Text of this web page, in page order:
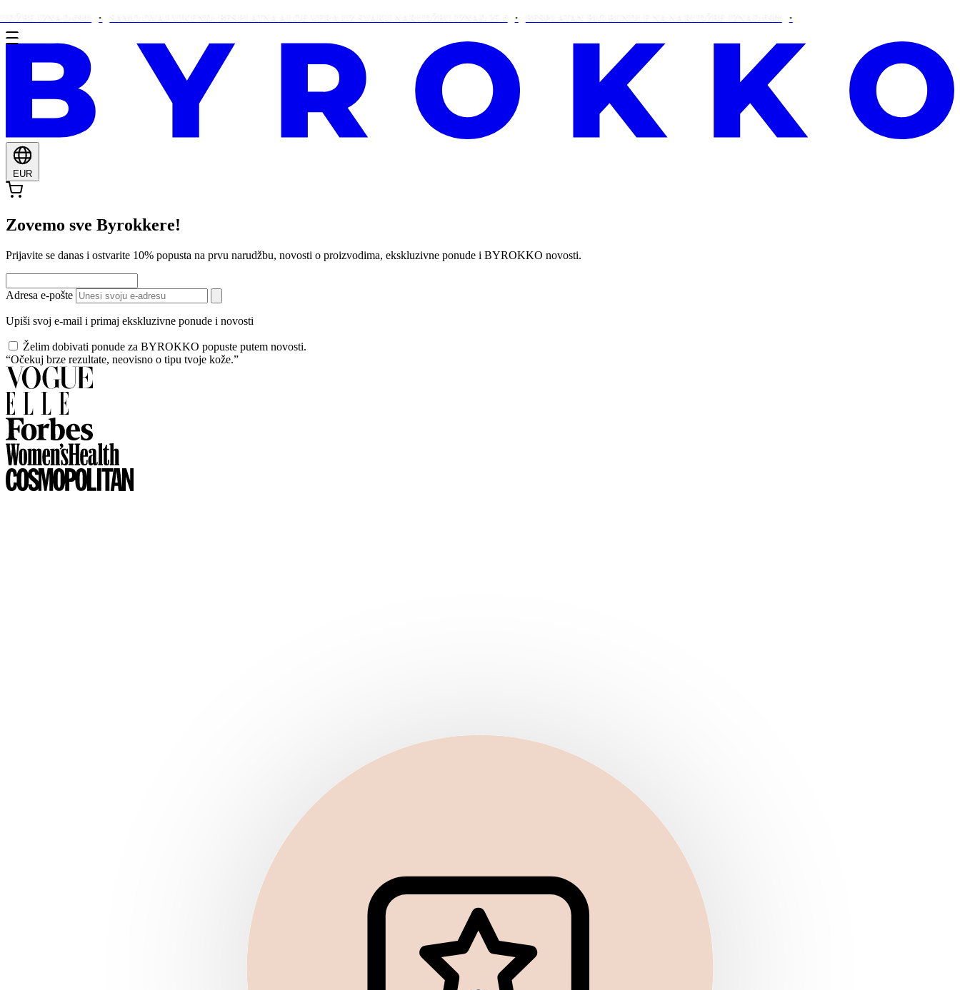
SAMO OVAJ VIKEND: BESPLATNA ALOE VERA UZ SVAKU NARUDŽBU IZNAD 25 € BESPLATAN BIG BUNDLE NA NARUDŽBE IZNAD €90!
EUR
Zovemo sve Byrokkere!
Prijavite se danas i ostvarite 10% popusta na prvu narudžbu, novosti o proizvodima, ekskluzivne ponude i BYROKKO novosti.
Adresa e-pošte
Upiši svoj e-mail i primaj ekskluzivne ponude i novosti
Želim dobivati ponude za BYROKKO popuste putem novosti.
“Očekuj brze rezultate, neovisno o tipu tvoje kože.”